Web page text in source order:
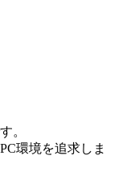
。
環境を追求しま